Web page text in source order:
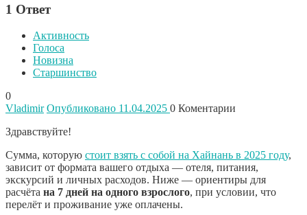
1 Ответ
Активность
Голоса
Новизна
Старшинство
0
Vladimir Опубликовано 11.04.2025 0 Коментарии
Здравствуйте!
Сумма, которую стоит взять с собой на Хайнань в 2025 году,
зависит от формата вашего отдыха — отеля, питания,
экскурсий и личных расходов. Ниже — ориентиры для
расчёта на 7 дней на одного взрослого, при условии, что
перелёт и проживание уже оплачены.